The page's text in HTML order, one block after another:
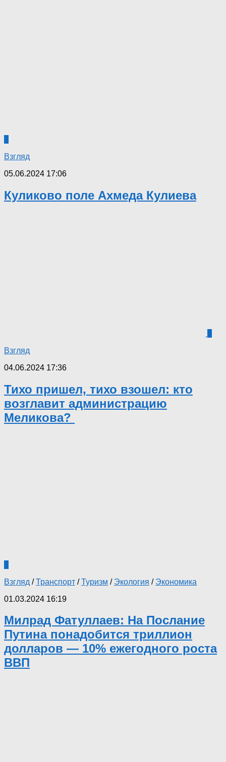
Взгляд
05.06.2024 17:06
Куликово поле Ахмеда Кулиева
Взгляд
04.06.2024 17:36
Тихо пришел, тихо взошел: кто
возглавит администрацию
Меликова?
Взгляд /Транспорт /Туризм / Экология / Экономика
01.03.2024 16:19
Милрад Фатуллаев: На Послание
Путина понадобится триллион
долларов — 10% ежегодного роста
ВВП